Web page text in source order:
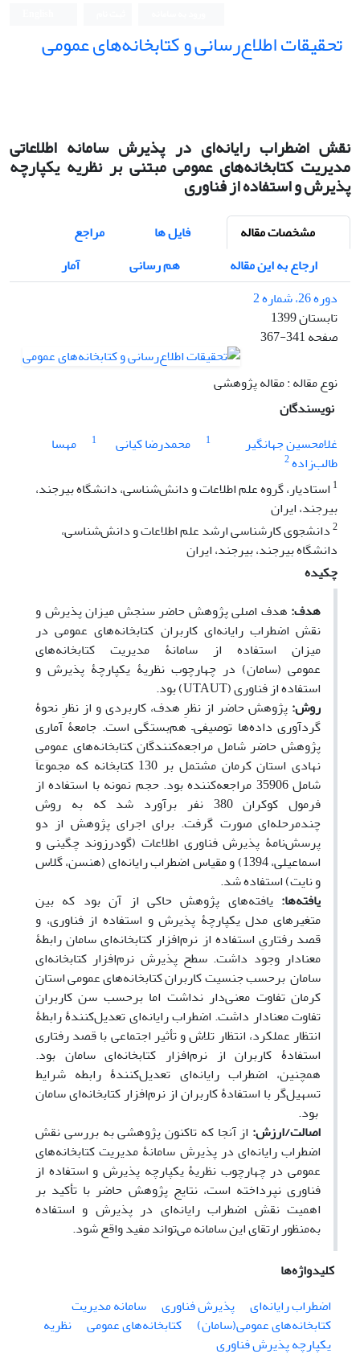
تحقیقات اطلاع‌رسانی و کتابخانه‌های عمومی
نقش اضطراب‌ رایانه‌ای در پذیرش سامانه اطلاعاتی
مدیریت کتابخانه‌های عمومی‌ مبتنی بر نظریه یکپارچه
پذیرش و استفاده از فناوری
مشخصات مقاله فایل ها
مراجع
ارجاع به این مقاله
هم رسانی
آمار
دوره 26، شماره 2
تابستان 1399
صفحه367-341
نوع مقاله : مقاله پژوهشی
نویسندگان
غلامحسین جهانگیر
1 محمدرضا کیانی 1
مهسا
طالب‌زاده2
1 استادیار، گروه علم اطلاعات و دانش‌شناسی، دانشگاه بیرجند،
بیرجند، ایران
2دانشجوی کارشناسی ارشد علم اطلاعات و دانش‌شناسی،
دانشگاه بیرجند، بیرجند، ایران
چکیده
هدف: هدف اصلی پژوهش حاضر سنجش میزان پذیرش و
نقش اضطراب رایانه‌ای کاربران کتابخانه‌های عمومی ‌در
میزان استفاده از سامانۀ مدیریت کتابخانه‌های
عمومی (سامان) در چهارچوب نظریۀ یکپارچۀ پذیرش و
استفاده از فناوری (UTAUT) بود.
روش: پژوهش حاضر از نظرِ هدف، کاربردی و از نظرِ نحوۀ
گردآوری داده­‌ها توصیفی– همبستگی است. جامعۀ آماری
پژوهش حاضر شامل مراجعه‌کنندگان کتابخانه‌های عمومی
‌نهادی استان کرمان مشتمل بر 130 کتابخانه که مجموعاَ
شامل 35906 مراجعه
کننده بود. حجم نمونه با استفاده از
فرمول کوکران 380 نفر برآورد شد که به روش
چندمرحله‌ای صورت گرفت. برای اجرای پژوهش از دو
پرسش‌نامۀ پذیرش فناوری اطلاعات (گودرزوند‌ چگینی و
اسماعیلی، 1394) و مقیاس اضطراب رایانه‌ای (هنسن، گلاس
و نایت) استفاده شد.
یافته­‌ها: یافته‌های پژوهش حاکی از آن بود که بین
متغیرهای مدل یکپارچۀ پذیرش و استفاده از فناوری، و
قصد رفتاریِ استفاده از نرم‌افزار کتابخانه‌ای سامان رابطۀ
معنادار وجود داشت. سطح پذیرش نرم‌افزار کتابخانه‌ای
سامان برحسب جنسیت کاربران کتابخانه‌های عمومی استان
کرمان تفاوت معنی‌دار نداشت اما برحسب سن کاربران
تفاوت معنادار داشت. اضطراب رایانه‌ای تعدیل‌کنندۀ رابطۀ
انتظار عملکرد، انتظار تلاش و تأثیر اجتماعی با قصد رفتاری
استفادۀ کاربران از نرم‌افزار کتابخانه‌ای سامان بود.
همچنین، اضطراب رایانه‌ای تعدیل‌کنندۀ رابطه شرایط
تسهیل‌گر با استفادۀ کاربران از نرم‌افزار کتابخانه‌ای سامان
بود.
اصالت/ارزش: از آنجا که تاکنون پژوهشی به بررسی نقش
اضطراب رایانه‌ای در پذیرش سامانۀ مدیریت کتابخانه‌های
عمومی در چهارچوب نظریۀ یکپارچه پذیرش و استفاده از
فناوری نپرداخته است، نتایج پژوهش حاضر با تأکید بر
اهمیت نقش اضطراب رایانه‌ای در پذیرش و استفاده
بهمنظور ارتقای این سامانه می‌تواند مفید واقع شود.
کلیدواژه‌ها
اضطراب رایانه‌ای
پذیرش فناوری
سامانه مدیریت
کتابخانه‌های عمومی‌(سامان)
کتابخانه‌های عمومی
نظریه
یکپارچه پذیرش فناوری